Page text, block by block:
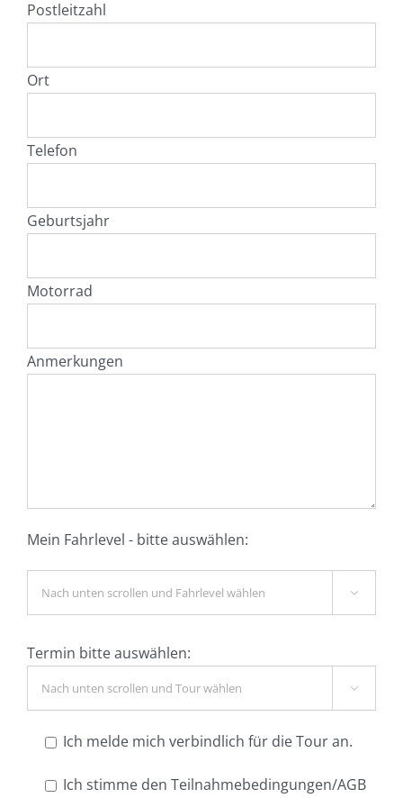
Postleitzahl
Ort
Telefon
Geburtsjahr
Motorrad
Anmerkungen
Mein Fahrlevel - bitte auswählen:

Termin bitte auswählen:

Ich melde mich verbindlich für die Tour an.
Ich stimme den Teilnahmebedingungen/AGB